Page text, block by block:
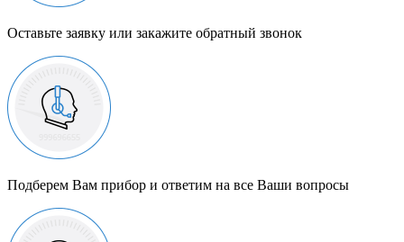
Оставьте заявку или закажите обратный звонок
Подберем Вам прибор и ответим на все Ваши вопросы